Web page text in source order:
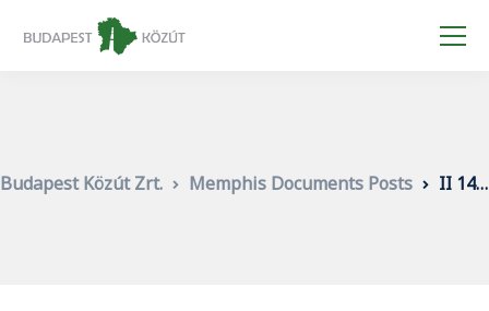
Budapest Közút Zrt. Memphis Documents Posts II 14 Munkaügyi jelentés 2009_2025. II. né